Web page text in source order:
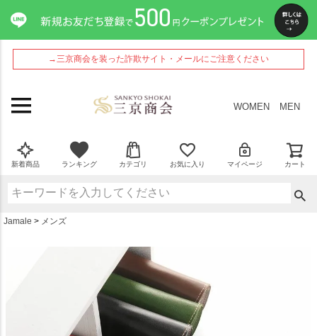
→三京商会を装った詐欺サイト・メールにご注意ください
WOMEN MEN
新着商品 ランキング カテゴリ お気に入り マイページ カート
Jamale メンズ
ペー
ジト
ップ
へ